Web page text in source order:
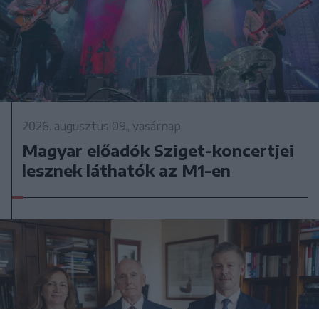
2026. augusztus 09., vasárnap
Magyar előadók Sziget-koncertjei
lesznek láthatók az M1-en